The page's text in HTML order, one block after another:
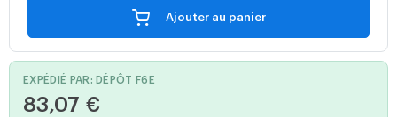
Ajouter au panier
EXPÉDIÉ PAR: DÉPÔT F6E
83,07 €